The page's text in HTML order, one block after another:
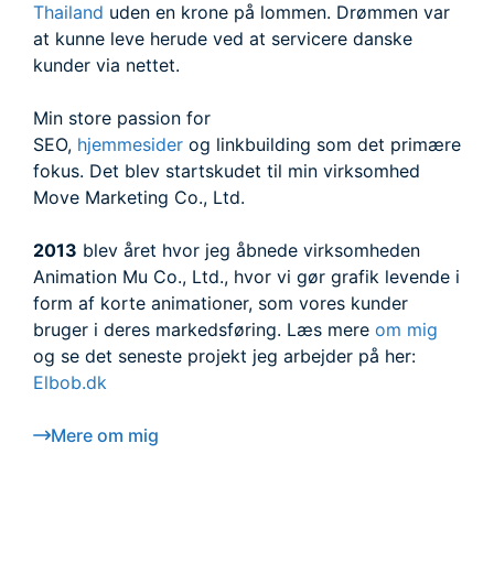
Thailand uden en krone på lommen. Drømmen var
at kunne leve herude ved at servicere danske
kunder via nettet.
Min store passion for
SEO, hjemmesider og linkbuilding som det primære
fokus. Det blev startskudet til min virksomhed
Move Marketing Co., Ltd.
2013 blev året hvor jeg åbnede virksomheden
Animation Mu Co., Ltd., hvor vi gør grafik levende i
form af korte animationer, som vores kunder
bruger i deres markedsføring. Læs mere om mig
og se det seneste projekt jeg arbejder på her:
Elbob.dk
Mere om mig